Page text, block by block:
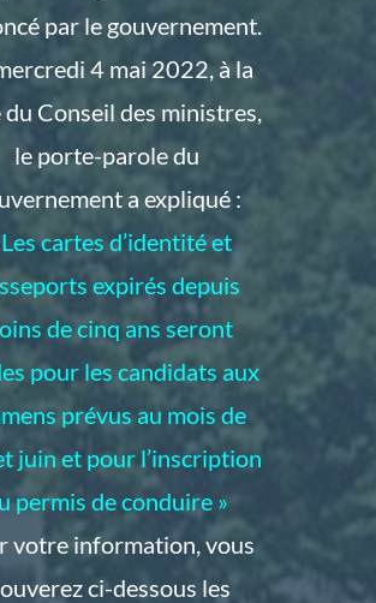
par le gouvernement.
4 mai 2022, à la
Conseil des ministres,
le porte-parole du
a expliqué :
cartes d’identité et
expirés depuis
de cinq ans seront
pour les candidats aux
prévus au mois de
juin et pour l’inscription
permis de conduire »
votre information, vous
ci-dessous les